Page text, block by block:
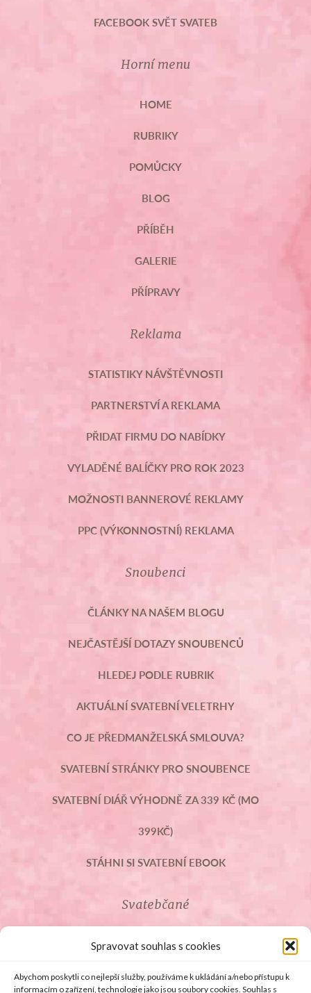
Spravovat souhlas s cookies
Abychom poskytli co nejlepší služby, používáme k ukládání a/nebo přístupu k
informacím o zařízení, technologie jako jsou soubory cookies. Souhlas s
FACEBOOK SVĚT SVATEB
Horní menu
HOME
RUBRIKY
POMŮCKY
BLOG
PŘÍBĚH
GALERIE
PŘÍPRAVY
Reklama
STATISTIKY NÁVŠTĚVNOSTI
PARTNERSTVÍ A REKLAMA
PŘIDAT FIRMU DO NABÍDKY
VYLADĚNÉ BALÍČKY PRO ROK 2023
MOŽNOSTI BANNEROVÉ REKLAMY
PPC (VÝKONNOSTNÍ) REKLAMA
Snoubenci
ČLÁNKY NA NAŠEM BLOGU
NEJČASTĚJŠÍ DOTAZY SNOUBENCŮ
HLEDEJ PODLE RUBRIK
AKTUÁLNÍ SVATEBNÍ VELETRHY
CO JE PŘEDMANŽELSKÁ SMLOUVA?
SVATEBNÍ STRÁNKY PRO SNOUBENCE
SVATEBNÍ DIÁŘ VÝHODNĚ ZA 339 KČ (MO
399KČ)
STÁHNI SI SVATEBNÍ EBOOK
Svatebčané
ROZCESTNÍK PRO SVATEBČANY
SVATEBNÍ PROSLOVY